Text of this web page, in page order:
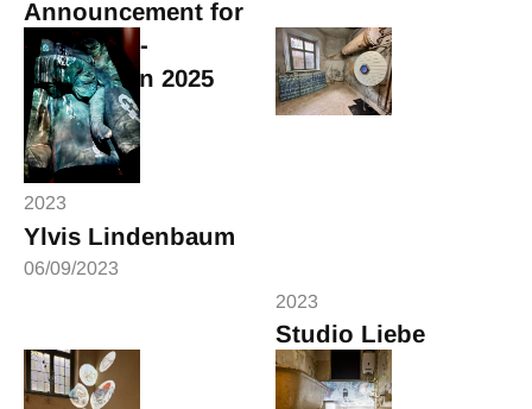
Announcement for
animation-
installation 2025
29/03/2025
2023
Ylvis Lindenbaum
06/09/2023
2023
Studio Liebe
05/09/2023